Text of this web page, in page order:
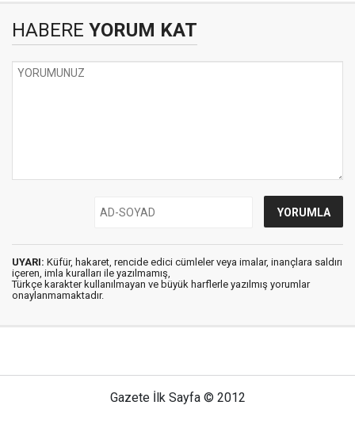
HABERE YORUM KAT
UYARI: Küfür, hakaret, rencide edici cümleler veya imalar, inançlara saldırı
içeren, imla kuralları ile yazılmamış,
Türkçe karakter kullanılmayan ve büyük harflerle yazılmış yorumlar
onaylanmamaktadır.
Gazete İlk Sayfa © 2012